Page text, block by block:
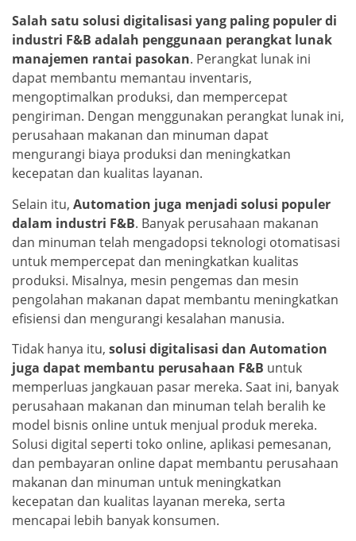
Salah satu solusi digitalisasi yang paling populer di
industri F&B adalah penggunaan perangkat lunak
manajemen rantai pasokan. Perangkat lunak ini
dapat membantu memantau inventaris,
mengoptimalkan produksi, dan mempercepat
pengiriman. Dengan menggunakan perangkat lunak ini,
perusahaan makanan dan minuman dapat
mengurangi biaya produksi dan meningkatkan
kecepatan dan kualitas layanan.
Selain itu, Automation juga menjadi solusi populer
dalam industri F&B. Banyak perusahaan makanan
dan minuman telah mengadopsi teknologi otomatisasi
untuk mempercepat dan meningkatkan kualitas
produksi. Misalnya, mesin pengemas dan mesin
pengolahan makanan dapat membantu meningkatkan
efisiensi dan mengurangi kesalahan manusia.
Tidak hanya itu, solusi digitalisasi dan Automation
juga dapat membantu perusahaan F&B untuk
memperluas jangkauan pasar mereka. Saat ini, banyak
perusahaan makanan dan minuman telah beralih ke
model bisnis online untuk menjual produk mereka.
Solusi digital seperti toko online, aplikasi pemesanan,
dan pembayaran online dapat membantu perusahaan
makanan dan minuman untuk meningkatkan
kecepatan dan kualitas layanan mereka, serta
mencapai lebih banyak konsumen.